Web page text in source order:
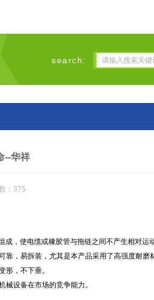
search:
--华祥
：375
，使电缆或橡胶管与拖链之间不产生相对运
，易拆装，尤其是本产品采用了高强度耐磨
形，不下垂。
设备在市场的竞争能力。